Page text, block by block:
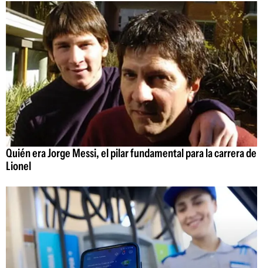
Quién era Jorge Messi, el pilar fundamental para la carrera de
Lionel